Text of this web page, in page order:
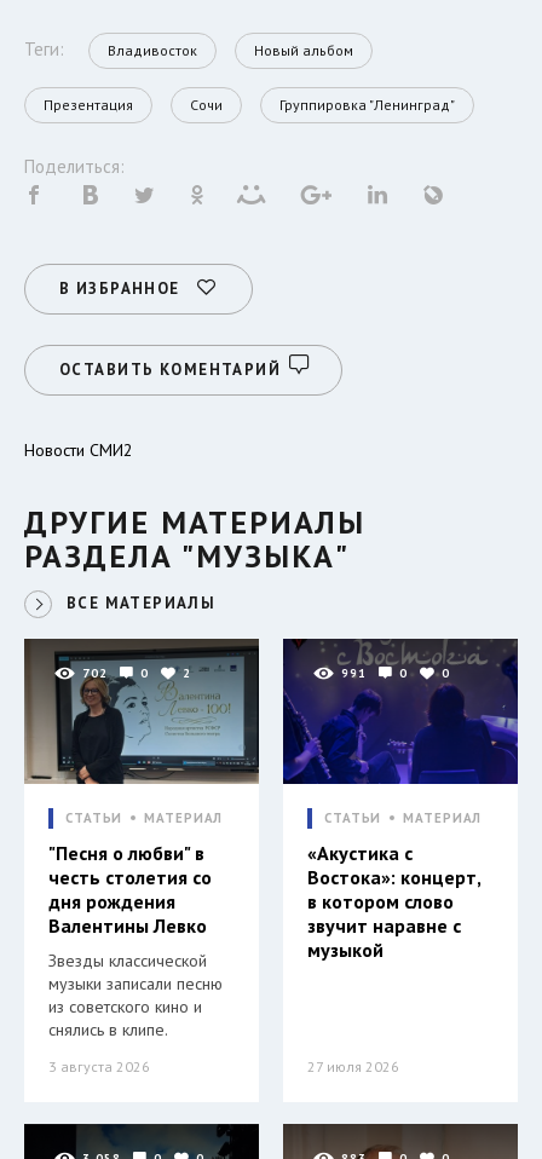
Теги: Владивосток Новый альбом
Презентация Сочи Группировка "Ленинград"
Поделиться:
В ИЗБРАННОЕ
ОСТАВИТЬ КОМЕНТАРИЙ
Новости СМИ2
ДРУГИЕ МАТЕРИАЛЫ
РАЗДЕЛА "МУЗЫКА"
ВСЕ МАТЕРИАЛЫ
702 0 2
СТАТЬИ МАТЕРИАЛ
"Песня о любви" в
честь столетия со
дня рождения
Валентины Левко
Звезды классической
музыки записали песню
из советского кино и
снялись в клипе.
3 августа 2026
991 0 0
СТАТЬИ МАТЕРИАЛ
«Акустика с
Востока»: концерт,
в котором слово
звучит наравне с
музыкой
27 июля 2026